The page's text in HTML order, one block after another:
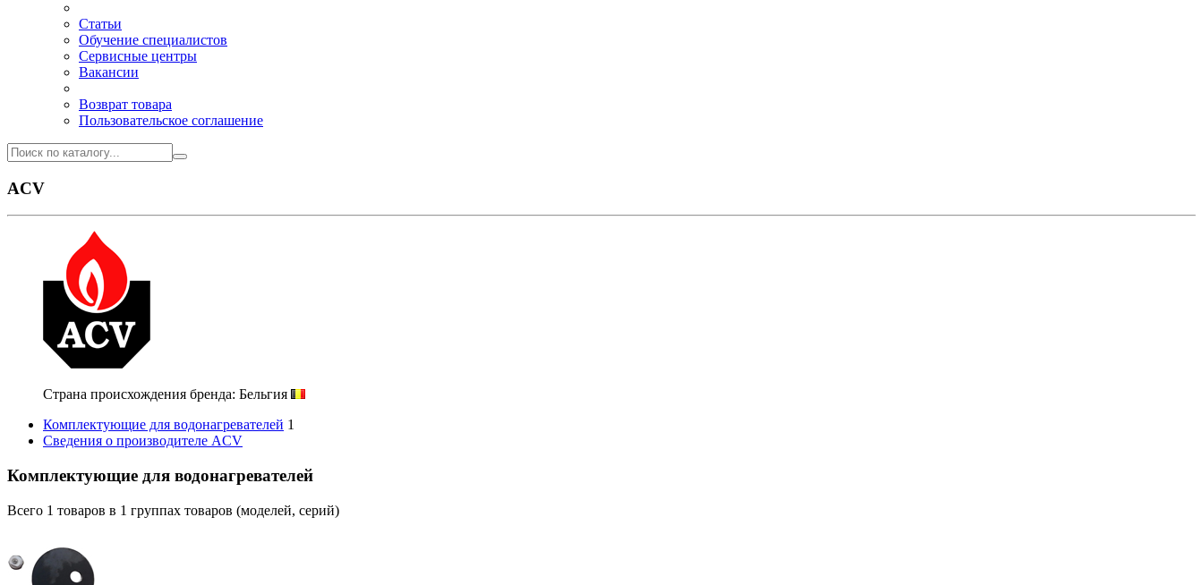
Статьи
Обучение специалистов
Сервисные центры
Вакансии
Возврат товара
Пользовательское соглашение
ACV
Страна происхождения бренда: Бельгия
Комплектующие для водонагревателей 1
Сведения о производителе ACV
Комплектующие для водонагревателей
Всего 1 товаров в 1 группах товаров (моделей, серий)